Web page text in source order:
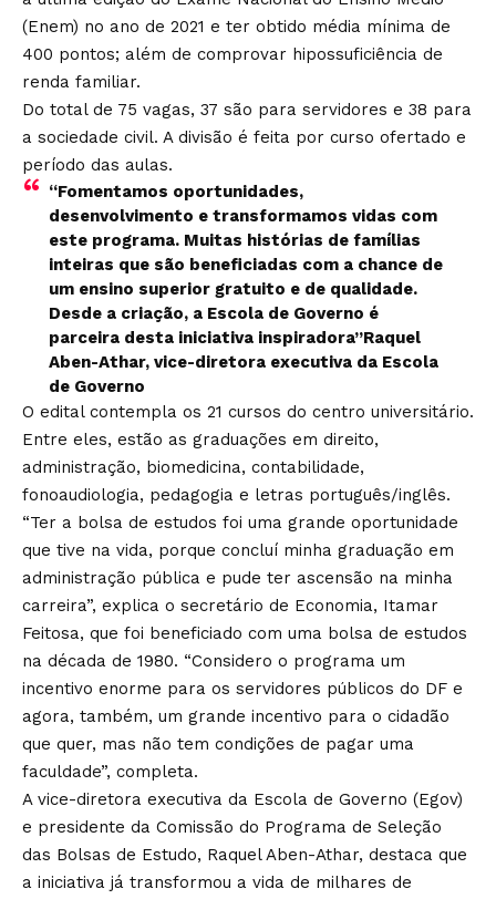
(Enem) no ano de 2021 e ter obtido média mínima de
400 pontos; além de comprovar hipossuficiência de
renda familiar.
Do total de 75 vagas, 37 são para servidores e 38 para
a sociedade civil. A divisão é feita por curso ofertado e
período das aulas.
“Fomentamos oportunidades,
desenvolvimento e transformamos vidas com
este programa. Muitas histórias de famílias
inteiras que são beneficiadas com a chance de
um ensino superior gratuito e de qualidade.
Desde a criação, a Escola de Governo é
parceira desta iniciativa inspiradora”Raquel
Aben-Athar, vice-diretora executiva da Escola
de Governo
O edital contempla os 21 cursos do centro universitário.
Entre eles, estão as graduações em direito,
administração, biomedicina, contabilidade,
fonoaudiologia, pedagogia e letras português/inglês.
“Ter a bolsa de estudos foi uma grande oportunidade
que tive na vida, porque concluí minha graduação em
administração pública e pude ter ascensão na minha
carreira”, explica o secretário de Economia, Itamar
Feitosa, que foi beneficiado com uma bolsa de estudos
na década de 1980. “Considero o programa um
incentivo enorme para os servidores públicos do DF e
agora, também, um grande incentivo para o cidadão
que quer, mas não tem condições de pagar uma
faculdade”, completa.
A vice-diretora executiva da Escola de Governo (Egov)
e presidente da Comissão do Programa de Seleção
das Bolsas de Estudo, Raquel Aben-Athar, destaca que
a iniciativa já transformou a vida de milhares de